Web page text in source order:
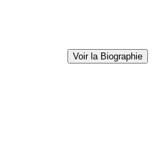
Voir la Biographie